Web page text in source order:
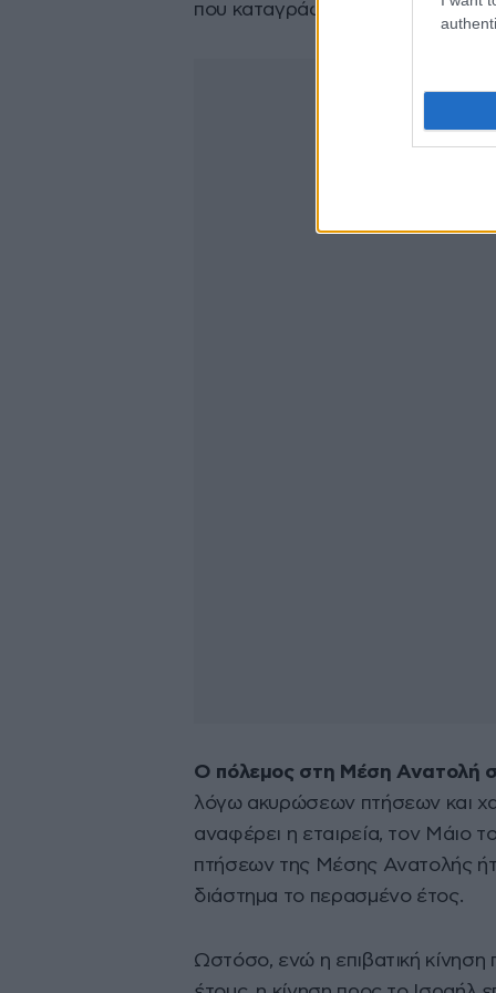
που καταγράφηκαν το 2025.
Ο πόλεμος στη Μέση Ανατολή
λόγω ακυρώσεων πτήσεων και
αναφέρει η εταιρεία, τον Μάιο
πτήσεων της Μέσης Ανατολής
διάστημα το περασμένο έτος.
Ωστόσο, ενώ η επιβατική